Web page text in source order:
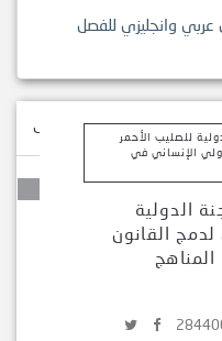
وانجليزي للفصل
الثالث الصيفي - كلية
الرئيسية > الأخبار > الأرشيف
للصليب الأحمر
الإنساني في
الدولية
القانون